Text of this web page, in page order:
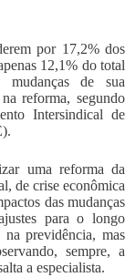
por 17,2% dos
12,1% do total
de sua
reforma, segundo
Intersindical de
uma reforma da
de crise econômica
das mudanças
para o longo
previdência, mas
sempre, a
a especialista.